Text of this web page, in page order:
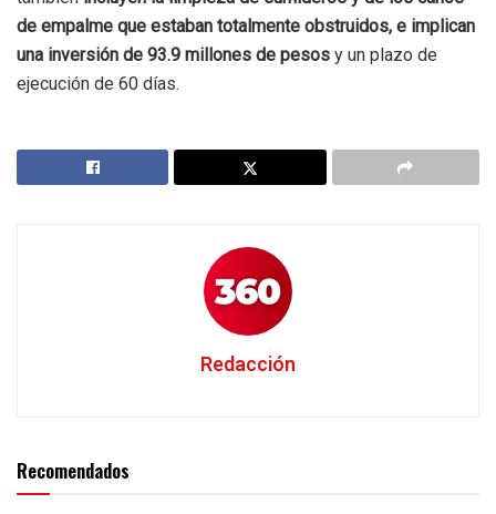
de empalme que estaban totalmente obstruidos, e implican
una inversión de 93.9 millones de pesos y un plazo de
ejecución de 60 días.
Redacción
Recomendados